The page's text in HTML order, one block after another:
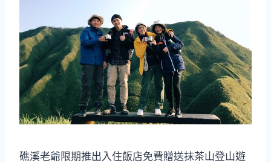
礁溪老爺限期推出入住飯店免費贈送抹茶山登山遊